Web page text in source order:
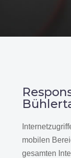
mobilen
gesamten